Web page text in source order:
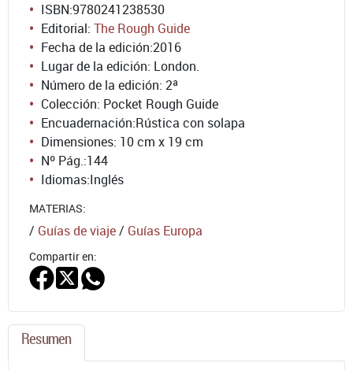
ISBN:9780241238530
Editorial: The Rough Guide
Fecha de la edición:2016
Lugar de la edición: London.
Número de la edición: 2ª
Colección: Pocket Rough Guide
Encuadernación:Rústica con solapa
Dimensiones: 10 cm x 19 cm
Nº Pág.:144
Idiomas:Inglés
MATERIAS:
/ Guías de viaje/ Guías Europa
Compartir en:
Resumen